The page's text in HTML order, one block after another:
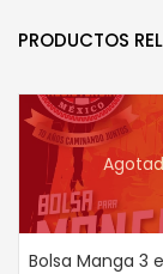
PRODUCTOS
Bolsa Manga 3